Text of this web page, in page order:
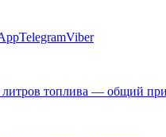
TelegramViber
топлива — общий